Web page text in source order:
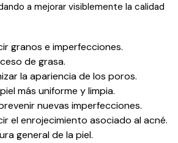
a mejorar visiblemente la calidad
granos e imperfecciones.
de grasa.
la apariencia de los poros.
más uniforme y limpia.
nuevas imperfecciones.
el enrojecimiento asociado al acné.
general de la piel.